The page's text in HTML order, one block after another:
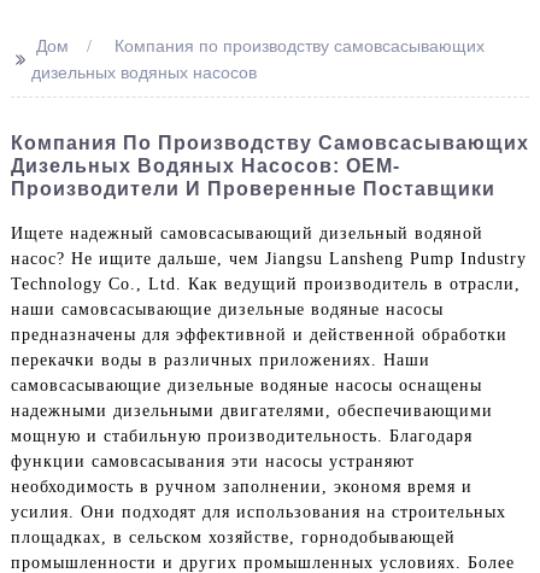
>> Дом
Компания по производству самовсасывающих
дизельных водяных насосов
Компания По Производству Самовсасывающих
Дизельных Водяных Насосов: OEM-
Производители И Проверенные Поставщики
Ищете надежный самовсасывающий дизельный водяной
насос? Не ищите дальше, чем Jiangsu Lansheng Pump Industry
Technology Co., Ltd. Как ведущий производитель в отрасли,
наши самовсасывающие дизельные водяные насосы
предназначены для эффективной и действенной обработки
перекачки воды в различных приложениях. Наши
самовсасывающие дизельные водяные насосы оснащены
надежными дизельными двигателями, обеспечивающими
мощную и стабильную производительность. Благодаря
функции самовсасывания эти насосы устраняют
необходимость в ручном заполнении, экономя время и
усилия. Они подходят для использования на строительных
площадках, в сельском хозяйстве, горнодобывающей
промышленности и других промышленных условиях. Более